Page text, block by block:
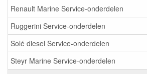
Renault Marine Service-onderdelen
Ruggerini Service-onderdelen
Solé diesel Service-onderdelen
Steyr Marine Service-onderdelen